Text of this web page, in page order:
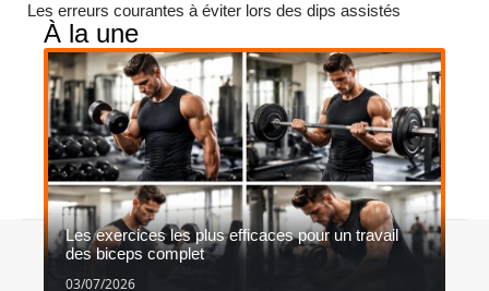
Les erreurs courantes à éviter lors des dips assistés
À la une
Les exercices les plus efficaces pour un travail
des biceps complet
03/07/2026
Contact Mentions légales Sitemap